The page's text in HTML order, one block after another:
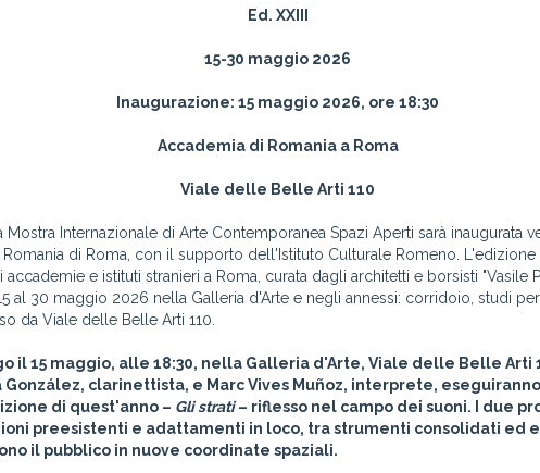
Ed. XXIII
15-30 maggio 2026
Inaugurazione: 15 maggio 2026, ore 18:30
Accademia di Romania a Roma
Viale delle Belle Arti 110
Mostra Internazionale di Arte Contemporanea Spazi Aperti sarà inaugurata
di Roma, con il supporto dell'Istituto Culturale Romeno.
e istituti stranieri a Roma, curata dagli architetti e borsisti "Vasile
al 30 maggio 2026 nella Galleria d'Arte e negli annessi: corridoio, studi
da Viale delle Belle Arti 110.
il 15 maggio, alle 18:30, nella Galleria d'Arte, Viale delle Belle
González, clarinettista, e Marc Vives Muñoz, interprete,
di quest'anno – Gli strati– riflesso nel campo dei suoni. I due
preesistenti e adattamenti in loco, tra strumenti consolidati ed
il pubblico in nuove coordinate spaziali.